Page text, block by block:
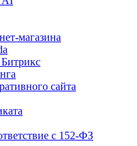
магазина
сайта
с 152-ФЗ